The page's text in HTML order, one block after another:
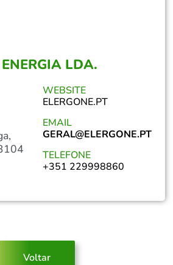
LDA.
WEBSITE
ELERGONE.PT
EMAIL
GERAL@ELERGONE.PT
TELEFONE
+351 229998860
Voltar